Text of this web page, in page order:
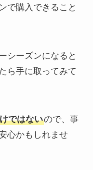
で購入できること
シーズンになると
ら手に取ってみて
ではないので、事
心かもしれませ